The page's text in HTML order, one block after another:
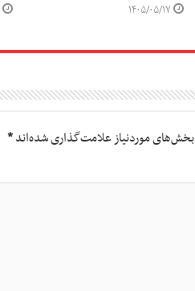
۱۴۰۵/۰۵/۱۷
بخش‌های موردنیاز علامت‌گذاری شده‌اند*